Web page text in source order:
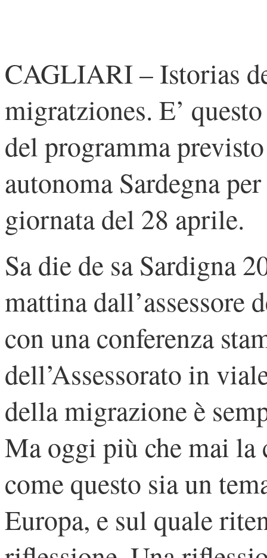
CAGLIARI – Istorias
migratziones. E’
del programma
autonoma Sardegna
giornata del 28 aprile.
Sa die de sa Sardigna
mattina
con una conferenza
dell’Assessorato in
della migrazione è
Ma oggi più che mai la
come questo sia un
Europa, e sul quale